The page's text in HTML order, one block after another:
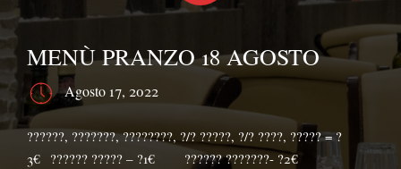
MENÙ PRANZO 18 AGOSTO
Agosto 17, 2022
??????, ???????, ????????, ?/? ?????, ?/? ????, ????? = ?
3€⁣⁣⠀?????? ????? – ?1€⠀⠀⁣⁣⠀?????? ???????- ?2€